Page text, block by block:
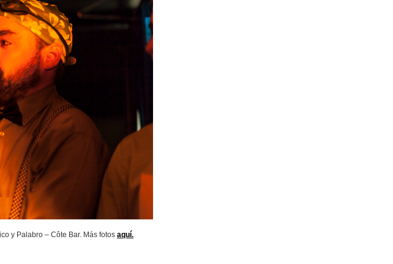
y Palabro – Côte Bar. Más fotos aquí.